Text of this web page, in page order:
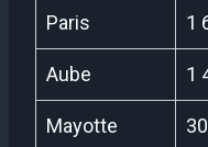
Paris 1
Aube 1
Mayotte